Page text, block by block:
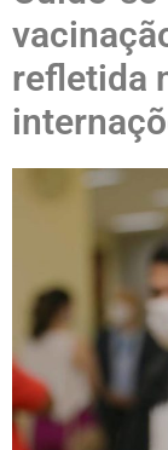
refletida